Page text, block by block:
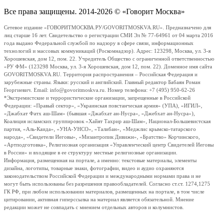
Все права защищены. 2014-2026 © «Говорит Москва»
Сетевое издание «ГОВОРИТМОСКВА.РУ/GOVORITMOSKVA.RU». Предназначено для
лиц старше 16 лет. Свидетельство о регистрации СМИ Эл № 77-64961 от 04 марта 2016
года выдано Федеральной службой по надзору в сфере связи, информационных
технологий и массовых коммуникаций (Роскомнадзор). Адрес: 123298, Москва, ул. 3-я
Хорошевская, дом 12, пом. 22. Учредитель Общество с ограниченной ответственностью
«РУ ФМ» (123298 Москва, ул. 3-я Хорошевская, дом 12, пом. 22). Доменное имя сайта
GOVORITMOSKVA.RU. Территория распространения – Российская Федерация и
зарубежные страны. Языки: русский и английский. Главный редактор Бабаян Роман
Георгиевич. Email: info@govoritmoskva.ru. Номер телефона: +7 (495) 950-62-26
*Экстремистские и террористические организации, запрещенные в Российской
Федерации: «Правый сектор», «Украинская повстанческая армия» (УПА), «ИГИЛ»,
«Джабхат Фатх аш-Шам» (бывшая «Джабхат ан-Нусра», «Джебхат ан-Нусра»),
Коалиция исламских группировок «Хайят Тахрир аш-Шам», Национал-Большевистская
партия, «Аль-Каида», «УНА-УНСО», «Талибан», «Меджлис крымско-татарского
народа», «Свидетели Иеговы», «Мизантропик Дивижн», «Братство» Корчинского,
«Артподготовка», Религиозная организация «Управленческий центр Свидетелей Иеговы
в России» и входящие в ее структуру местные религиозные организации.
Информация, размещенная на портале, а именно: текстовые материалы, элементы
дизайна, логотипы, товарные знаки, фотографии, видео и аудио охраняются
законодательством Российской Федерации и международными нормами права и не
могут быть использованы без разрешения правообладателей. Согласно ст.ст. 1274,1275
ГК РФ, при любом использовании материалов, размещенных на портале, в том числе
цитировании, активная гиперссылка на материал является обязательной. Мнение
редакции может не совпадать с мнением отдельных авторов и колумнистов.